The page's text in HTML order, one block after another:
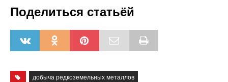
Поделиться статьёй
добыча редкоземельных металлов